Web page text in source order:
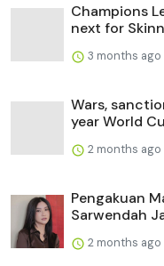
Champions
next for
3 months ago
Wars,
year World
2 months ago
Pengakuan
Sarwendah
2 months ago